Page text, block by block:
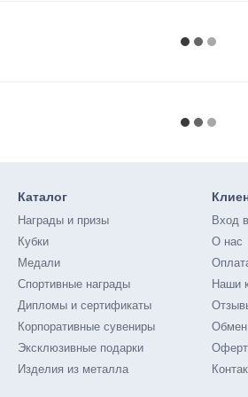
Каталог
Награды и призы
Кубки
Медали
Спортивные награды
Дипломы и сертификаты
Корпоративные сувениры
Эксклюзивные подарки
Изделия из металла
Вход
О нас
Наши
Обмен